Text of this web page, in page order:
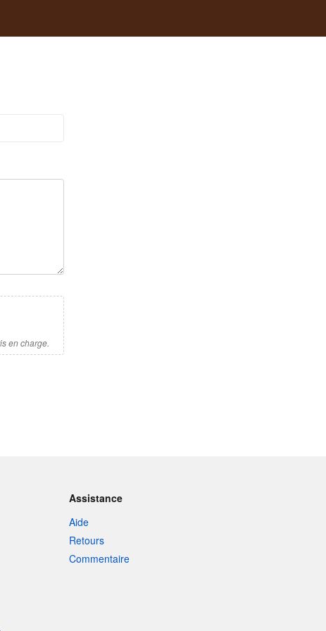
en charge.
Assistance
Aide
Retours
Commentaire